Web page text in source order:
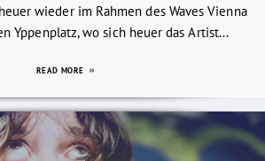
wieder im Rahmen des Waves Vienna
Yppenplatz, wo sich heuer das Artist...
READ MORE